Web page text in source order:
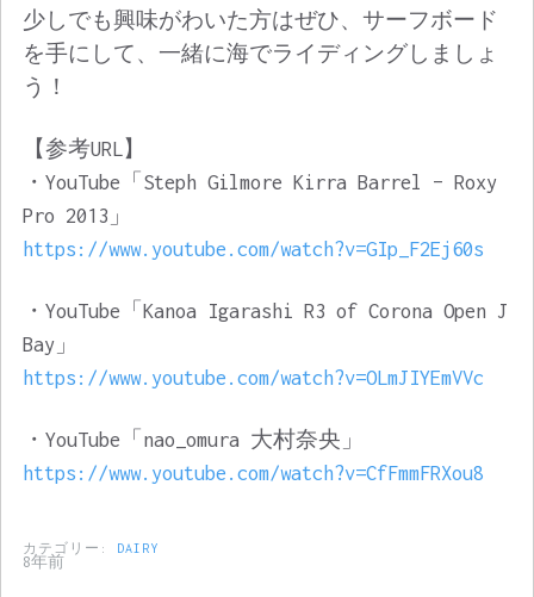
少しでも興味がわいた方はぜひ、サーフボード
を手にして、一緒に海でライディングしましょ
う！
【参考URL】
・YouTube「Steph Gilmore Kirra Barrel – Roxy
Pro 2013」
https://www.youtube.com/watch?v=GIp_F2Ej60s
・YouTube「Kanoa Igarashi R3 of Corona Open J
Bay」
https://www.youtube.com/watch?v=OLmJIYEmVVc
・YouTube「nao_omura 大村奈央」
https://www.youtube.com/watch?v=CfFmmFRXou8
カテゴリー: DAIRY
8年前